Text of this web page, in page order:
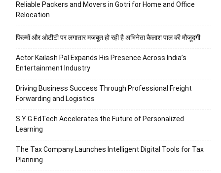
Reliable Packers and Movers in Gotri for Home and Office
Relocation
फिल्मों और ओटीटी पर लगातार मजबूत हो रही है अभिनेता कैलाश पाल की मौजूदगी
Actor Kailash Pal Expands His Presence Across India’s
Entertainment Industry
Driving Business Success Through Professional Freight
Forwarding and Logistics
S Y G EdTech Accelerates the Future of Personalized
Learning
The Tax Company Launches Intelligent Digital Tools for Tax
Planning